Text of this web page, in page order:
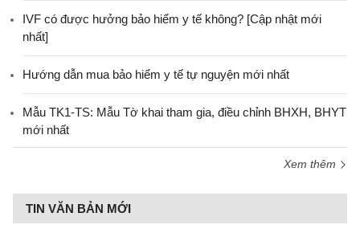
IVF có được hưởng bảo hiểm y tế không? [Cập nhật mới
nhất]
Hướng dẫn mua bảo hiểm y tế tự nguyện mới nhất
Mẫu TK1-TS: Mẫu Tờ khai tham gia, điều chỉnh BHXH, BHYT
mới nhất
Xem thêm
TIN VĂN BẢN MỚI